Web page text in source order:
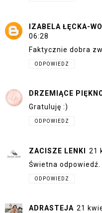
IZABELA ŁĘCKA-
06:28
Faktycznie dobra
ODPOWIEDZ
DRZEMIĄCE
Gratuluję :)
ODPOWIEDZ
ZACISZE LENKI 21
Świetna odpowiedź.
ODPOWIEDZ
ADRASTEJA 21